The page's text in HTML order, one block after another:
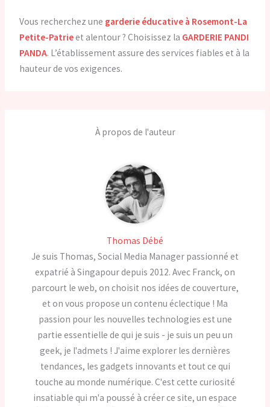
Vous recherchez une garderie éducative à Rosemont-La
Petite-Patrieet alentour ? Choisissez la GARDERIE PANDI
PANDA. L’établissement assure des services fiables et à la
hauteur de vos exigences.
À propos de l'auteur
Thomas Débé
Je suis Thomas, Social Media Manager passionné et
expatrié à Singapour depuis 2012. Avec Franck, on
parcourt le web, on choisit nos idées de couverture,
et on vous propose un contenu éclectique ! Ma
passion pour les nouvelles technologies est une
partie essentielle de qui je suis - je suis un peu un
geek, je l'admets ! J'aime explorer les dernières
tendances, les gadgets innovants et tout ce qui
touche au monde numérique. C'est cette curiosité
insatiable qui m'a poussé à créer ce site, un espace